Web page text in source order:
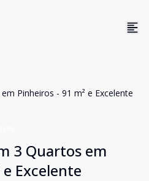
Pinheiros - 91 m² e Excelente
3 Quartos em
Excelente